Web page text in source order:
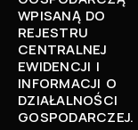
WPISANĄ DO
REJESTRU
CENTRALNEJ
EWIDENCJI I
INFORMACJI O
DZIAŁALNOŚCI
GOSPODARCZEJ.